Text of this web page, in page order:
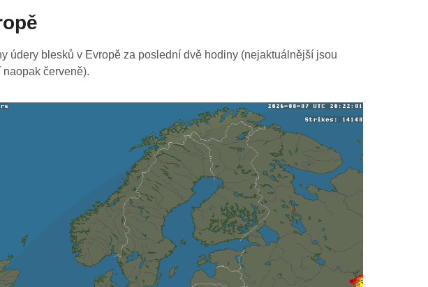
20:00
19:30
19:20
údery blesků v Evropě za poslední dvě hodiny (nejaktuálnější jsou
červeně).